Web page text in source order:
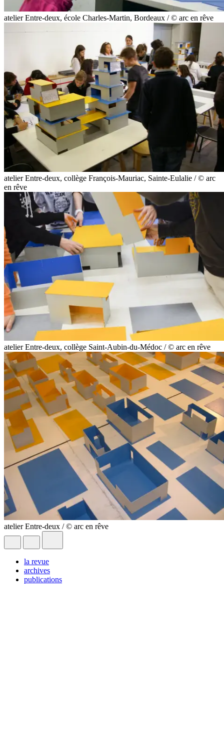
atelier Entre-deux, école Charles-Martin, Bordeaux / © arc en rêve
atelier Entre-deux, collège François-Mauriac, Sainte-Eulalie / © arc
en rêve
atelier Entre-deux, collège Saint-Aubin-du-Médoc / © arc en rêve
atelier Entre-deux / © arc en rêve
la revue
archives
publications